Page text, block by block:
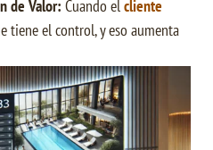
de Valor: Cuando elcliente
tiene el control, y eso aumenta